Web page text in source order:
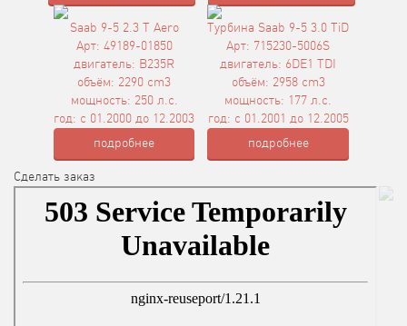
Saab 9-5 2.3 T Aero
Арт: 49189-01850
двигатель: B235R
объём: 2290 cm3
мощность: 250 л.с.
год: с 01.2000 до 12.2003
подробнее
Турбина Saab 9-5 3.0 TiD
Арт: 715230-5006S
двигатель: 6DE1 TDI
объём: 2958 cm3
мощность: 177 л.с.
год: с 01.2001 до 12.2005
подробнее
Сделать заказ